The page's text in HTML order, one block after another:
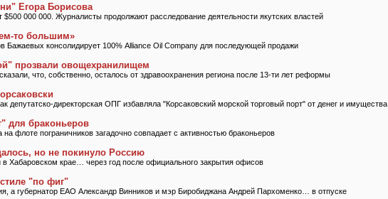
Егора Борисова
000 000. Журналисты продолжают расследование деятельности якутских властей
то большим»
Бажаевых консолидирует 100% Alliance Oil Company для последующей продажи
прозвали овощехранилищем
что, собственно, осталось от здравоохранения региона после 13-ти лет реформы
депутатско-директорская ОПГ избавляла "Корсаковский морской торговый порт" от денег и имущества
для браконьеров
флоте пограничников загадочно совпадает с активностью браконьеров
но не покинуло Россию
Хабаровском крае… через год после официального закрытия офисов
"по фиг"
а губернатор ЕАО Александр Винников и мэр Биробиджана Андрей Пархоменко… в отпуске